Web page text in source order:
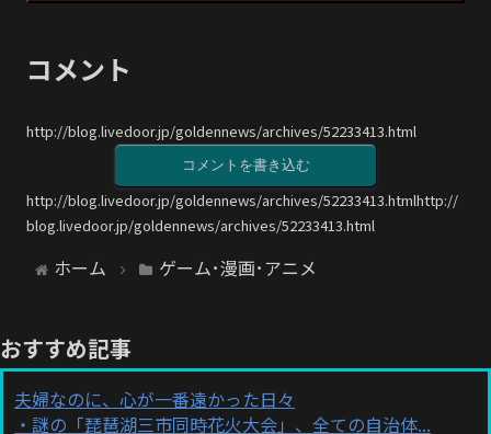
コメント
http://blog.livedoor.jp/goldennews/archives/52233413.html
コメントを書き込む
http://blog.livedoor.jp/goldennews/archives/52233413.htmlhttp://
blog.livedoor.jp/goldennews/archives/52233413.html
ホーム ゲーム･漫画･アニメ
おすすめ記事
夫婦なのに、心が一番遠かった日々
謎の「琵琶湖三市同時花火大会」、全ての自治体...